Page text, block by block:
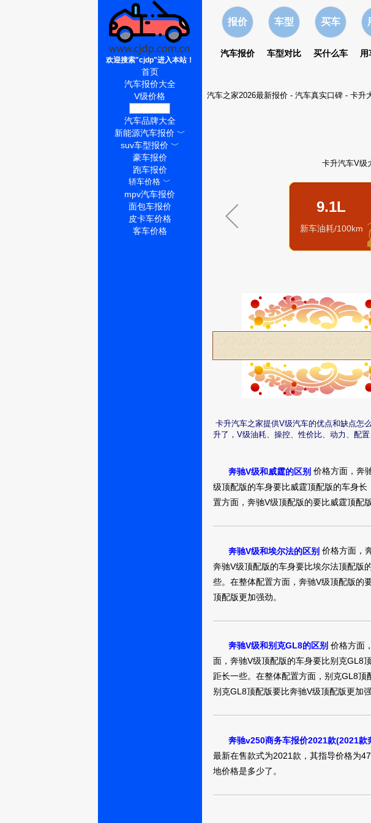
报价
汽车报价
车型
车型对比
买车
买什么车 用
汽车之家2026最新报价 - 汽车真实口碑 - 卡升
卡升汽车V级
9.1L
新车油耗/100km
卡升汽车之家提供V级汽车的优点和缺点怎
升了，V级油耗、操控、性价比、动力、配
奔驰V级和威霆的区别价格方面，奔
级顶配版的车身要比威霆顶配版的车身
置方面，奔驰V级顶配版的要比威霆顶配
奔驰V级和埃尔法的区别价格方面，
奔驰V级顶配版的车身要比埃尔法顶配版
些。在整体配置方面，奔驰V级顶配版的
顶配版更加强劲。
奔驰V级和别克GL8的区别价格方面
面，奔驰V级顶配版的车身要比别克GL8
距长一些。在整体配置方面，别克GL8顶
别克GL8顶配版要比奔驰V级顶配版更加强
奔驰v250商务车报价2021款(2021款
最新在售款式为2021款，其指导价格为
地价格是多少了。
欢迎搜索"cjdp"进入本站！
首页
汽车报价大全
V级价格
汽车品牌大全
新能源汽车报价﹀
suv车型报价﹀
豪车报价
跑车报价
轿车价格 ﹀
mpv汽车报价
面包车报价
皮卡车价格
客车价格